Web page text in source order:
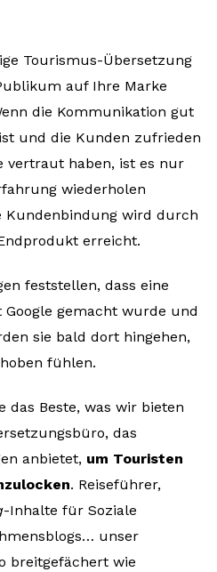
Tourismus-Übersetzung
auf Ihre Marke
die Kommunikation gut
und die Kunden zufrieden
vertraut haben, ist es nur
wiederholen
Kundenbindung wird durch
erreicht.
feststellen, dass eine
gemacht wurde und
sie bald dort hingehen,
fühlen.
das Beste, was wir bieten
das
anbietet, um Touristen
. Reiseführer,
-Inhalte für Soziale
unser
breitgefächert wie